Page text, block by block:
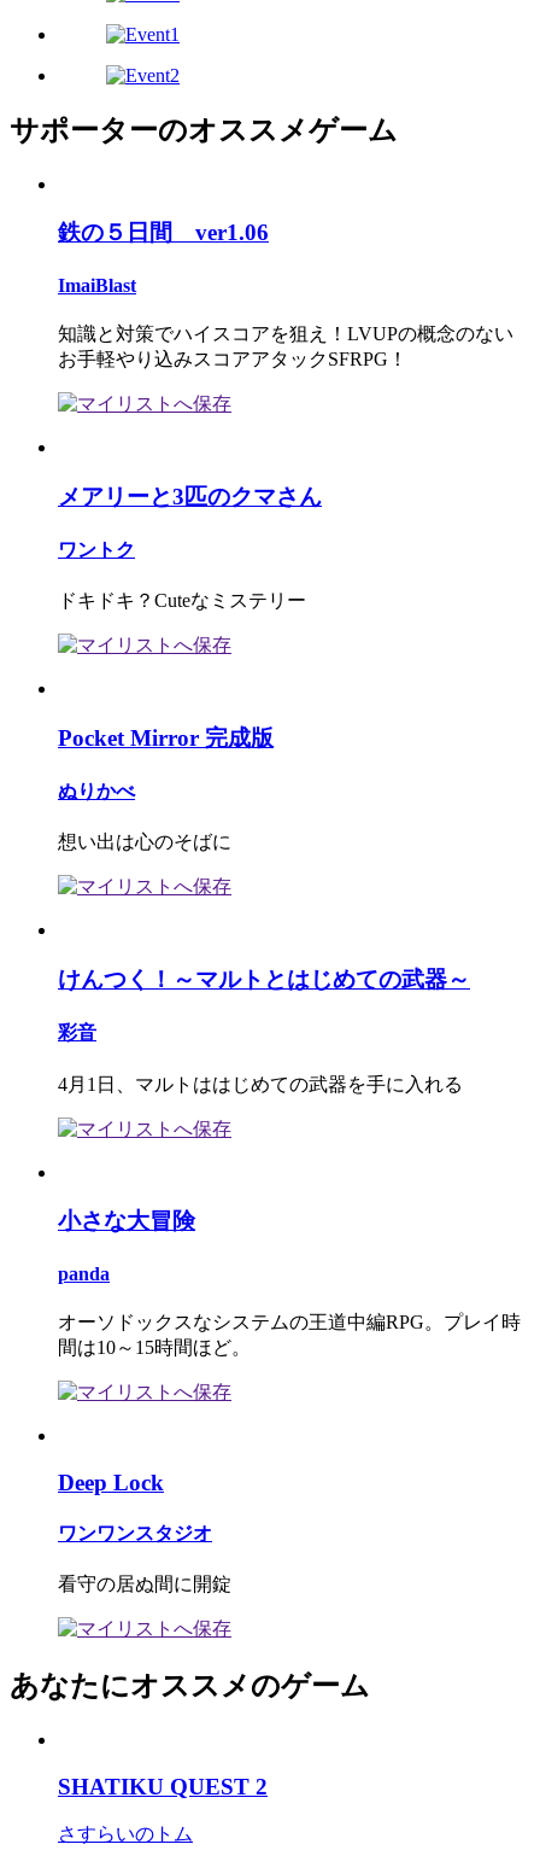
サポーターのオススメゲーム
鉄の５日間 ver1.06
ImaiBlast
知識と対策でハイスコアを狙え！LVUPの概念のない
お手軽やり込みスコアアタックSFRPG！
メアリーと3匹のクマさん
ワントク
ドキドキ？Cuteなミステリー
Pocket Mirror 完成版
ぬりかべ
想い出は心のそばに
けんつく！～マルトとはじめての武器～
彩音
4月1日、マルトははじめての武器を手に入れる
小さな大冒険
panda
オーソドックスなシステムの王道中編RPG。プレイ時
間は10～15時間ほど。
Deep Lock
ワンワンスタジオ
看守の居ぬ間に開錠
あなたにオススメのゲーム
SHATIKU QUEST 2
さすらいのトム